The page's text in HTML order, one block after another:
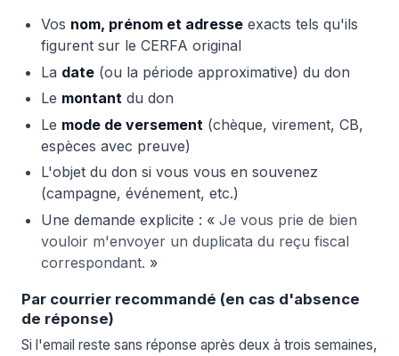
Vos nom, prénom et adresse exacts tels qu'ils
figurent sur le CERFA original
La date (ou la période approximative) du don
Le montant du don
Le mode de versement (chèque, virement, CB,
espèces avec preuve)
L'objet du don si vous vous en souvenez
(campagne, événement, etc.)
Une demande explicite : «Je vous prie de bien
vouloir m'envoyer un duplicata du reçu fiscal
correspondant. »
Par courrier recommandé (en cas d'absence
de réponse)
Si l'email reste sans réponse après deux à trois semaines,